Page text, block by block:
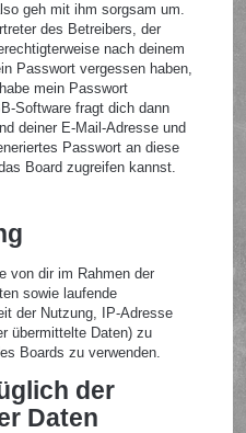
geh mit ihm sorgsam um.
des Betreibers, der
nach deinem
Passwort vergessen haben,
mein Passwort
Software fragt dich dann
deiner E-Mail-Adresse und
Passwort an diese
Board zugreifen kannst.
von dir im Rahmen der
sowie laufende
der Nutzung, IP-Adresse
übermittelte Daten) zu
Boards zu verwenden.
der
Daten